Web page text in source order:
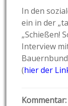
In den
ein in der
„Schießen!
Interview
(hier der
Kommentar: